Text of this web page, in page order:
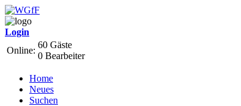
Login
Online:
60 Gäste
0 Bearbeiter
Home
Neues
Suchen